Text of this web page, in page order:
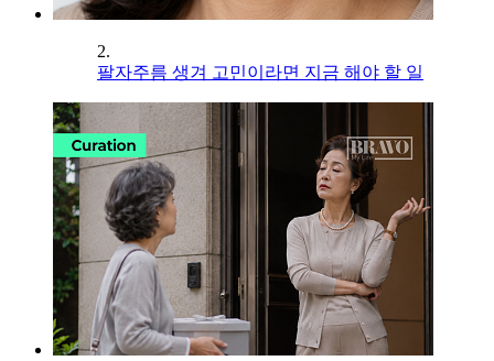
2.
팔자주름 생겨 고민이라면 지금 해야 할 일